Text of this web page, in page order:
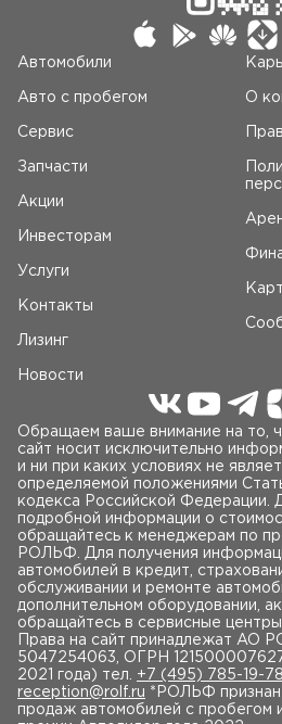
Автомобили
Авто c пробегом
Сервис
Запчасти
Акции
Инвесторам
Услуги
Контакты
Лизинг
Новости
О
Обращаем ваше внимание на то,
сайт носит исключительно
и ни при каких условиях не
определяемой положениями
кодекса Российской Федерации.
подробной информации о
обращайтесь к менеджерам по
РОЛЬФ. Для получения
автомобилей в кредит,
обслуживании и ремонте
дополнительном оборудовании,
обращайтесь в сервисные
Права на сайт принадлежат AO
5047254063, ОГРН
2021 года) тел. +7 (495) 785-19-78
reception@rolf.ru *РОЛЬФ признан
продаж автомобилей с пробегом